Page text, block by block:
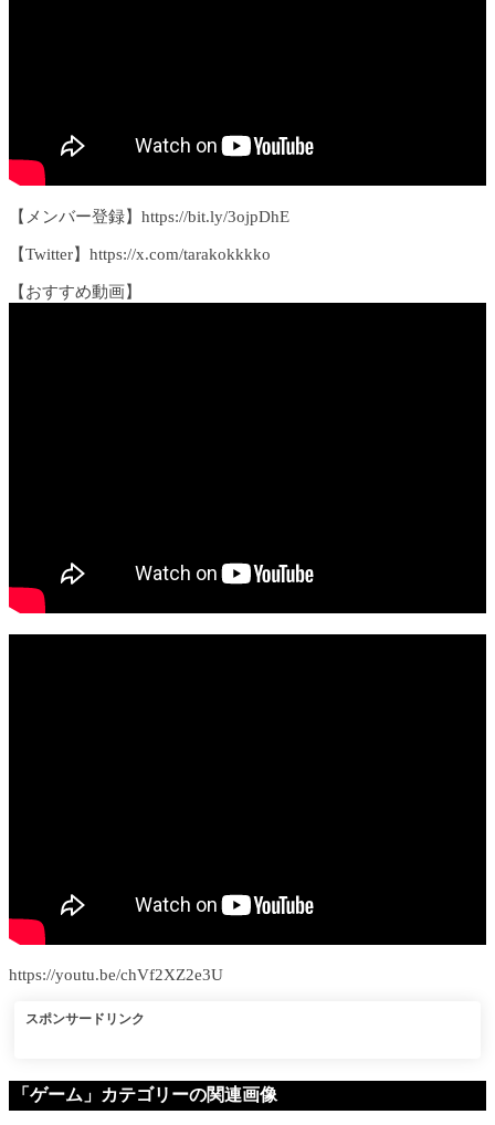
【メンバー登録】https://bit.ly/3ojpDhE
【Twitter】https://x.com/tarakokkkko
【おすすめ動画】
https://youtu.be/chVf2XZ2e3U
スポンサードリンク
「ゲーム」カテゴリーの関連画像